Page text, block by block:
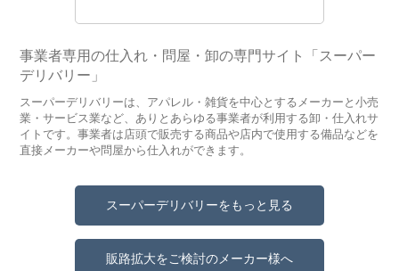
事業者専用の仕入れ・問屋・卸の専門サイト「スーパー
デリバリー」
スーパーデリバリーは、アパレル・雑貨を中心とするメーカーと小売
業・サービス業など、ありとあらゆる事業者が利用する卸・仕入れサ
イトです。事業者は店頭で販売する商品や店内で使用する備品などを
直接メーカーや問屋から仕入れができます。
スーパーデリバリーをもっと見る
販路拡大をご検討のメーカー様へ